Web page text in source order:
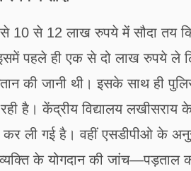
से 10 से 12 लाख रुपये में सौदा तय
पहले ही एक से दो लाख रुपये ले
की जानी थी। इसके साथ ही
है। केंद्रीय विद्यालय लखीसराय
ली गई है। वहीं एसडीपीओ के
के योगदान की जांच—पड़ताल